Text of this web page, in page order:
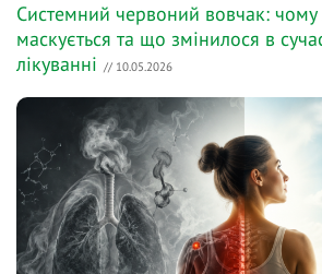
Системний червоний вовчак:
маскується та що змінилося в
лікуванні // 10.05.2026